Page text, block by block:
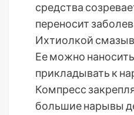
средства
переносит
Ихтиолкой
Ее можно
прикладывать к
Компресс
большие нарывы